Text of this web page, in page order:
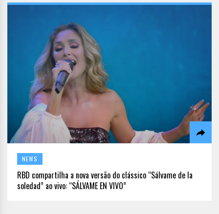
NEWS
RBD compartilha a nova versão do clássico “Sálvame de la
soledad” ao vivo: “SÁLVAME EN VIVO”